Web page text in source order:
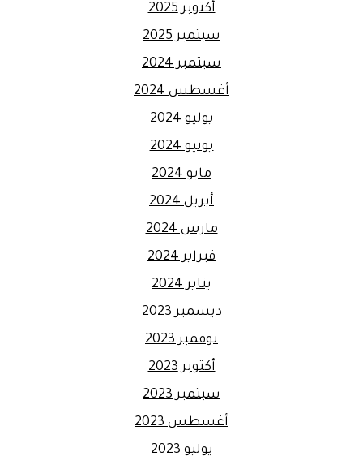
أكتوبر 2025
سبتمبر 2025
سبتمبر 2024
أغسطس 2024
يوليو 2024
يونيو 2024
مايو 2024
أبريل 2024
مارس 2024
فبراير 2024
يناير 2024
ديسمبر 2023
نوفمبر 2023
أكتوبر 2023
سبتمبر 2023
أغسطس 2023
يوليو 2023